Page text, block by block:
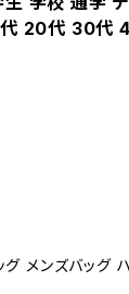
代 20代 30代
メンズバッグ